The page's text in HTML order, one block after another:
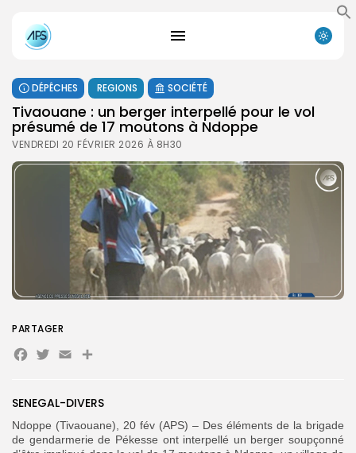
Search
Button
FR
DÉPÊCHES REGIONS SOCIÉTÉ
Tivaouane : un berger interpellé pour le vol
présumé de 17 moutons à Ndoppe
VENDREDI 20 FÉVRIER 2026 À 8H30
SENEGAL-DIVERS
Ndoppe (Tivaouane), 20 fév (APS) – Des éléments de la brigade
de gendarmerie de Pékesse ont interpellé un berger soupçonné
PARTAGER
Facebook
Twitter
EmailPartager